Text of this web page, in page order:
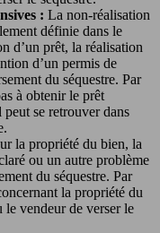
: La non-réalisation
définie dans le
d’un prêt, la réalisation
d’un permis de
du séquestre. Par
à obtenir le prêt
se retrouver dans
la propriété du bien, la
ou un autre problème
du séquestre. Par
la propriété du
le vendeur de verser le